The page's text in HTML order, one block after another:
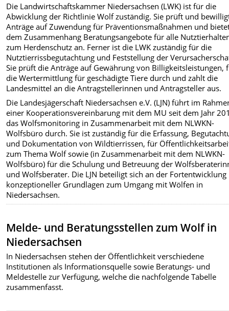
Die Landwirtschaftskammer Niedersachsen (LWK) ist für die
Abwicklung der Richtlinie Wolf zuständig. Sie prüft und
Anträge auf Zuwendung für Präventionsmaßnahmen und
dem Zusammenhang Beratungsangebote für alle
zum Herdenschutz an. Ferner ist die LWK zuständig für die
Nutztierrissbegutachtung und Feststellung der
Sie prüft die Anträge auf Gewährung von Billigkeitsleistungen,
die Wertermittlung für geschädigte Tiere durch und zahlt die
Landesmittel an die Antragstellerinnen und Antragsteller aus.
Die Landesjägerschaft Niedersachsen e.V. (LJN) führt im
einer Kooperationsvereinbarung mit dem MU seit dem Jahr
das Wolfsmonitoring in Zusammenarbeit mit dem NLWKN-
Wolfsbüro durch. Sie ist zuständig für die Erfassung,
und Dokumentation von Wildtierrissen, für
zum Thema Wolf sowie (in Zusammenarbeit mit dem NLWKN-
Wolfsbüro) für die Schulung und Betreuung der
und Wolfsberater. Die LJN beteiligt sich an der Fortentwicklung
konzeptioneller Grundlagen zum Umgang mit Wölfen in
Niedersachsen.
Melde- und Beratungsstellen zum Wolf in
Niedersachsen
In Niedersachsen stehen der Öffentlichkeit verschiedene
Institutionen als Informationsquelle sowie Beratungs- und
Meldestelle zur Verfügung, welche die nachfolgende Tabelle
zusammenfasst.